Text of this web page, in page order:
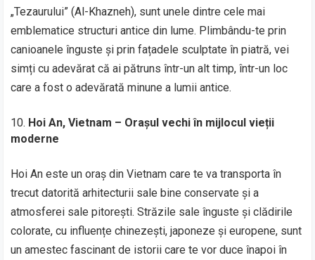
„Tezaurului” (Al-Khazneh), sunt unele dintre cele mai
emblematice structuri antice din lume. Plimbându-te prin
canioanele înguste și prin fațadele sculptate în piatră, vei
simți cu adevărat că ai pătruns într-un alt timp, într-un loc
care a fost o adevărată minune a lumii antice.
Hoi An, Vietnam – Orașul vechi în mijlocul vieții
moderne
Hoi An este un oraș din Vietnam care te va transporta în
trecut datorită arhitecturii sale bine conservate și a
atmosferei sale pitorești. Străzile sale înguste și clădirile
colorate, cu influențe chinezești, japoneze și europene, sunt
un amestec fascinant de istorii care te vor duce înapoi în